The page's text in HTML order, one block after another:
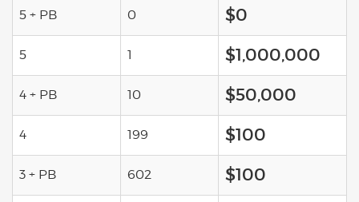
5 + PB 0 $0
5 1 $1,000,000
4 + PB 10 $50,000
4 199 $100
3 + PB 602 $100